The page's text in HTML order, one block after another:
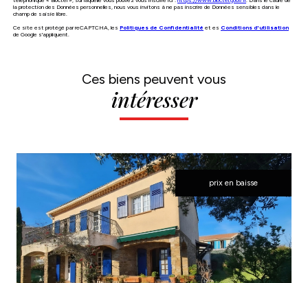
la protection des Données personnelles, nous vous invitons à ne pas inscrire de Données sensibles dans le
champ de saisie libre.
Ce site est protégé par reCAPTCHA, les Politiques de Confidentialité et es Conditions d'utilisation
de Google s'appliquent.
Ces biens peuvent vous
intéresser
prix en baisse
voir le bien